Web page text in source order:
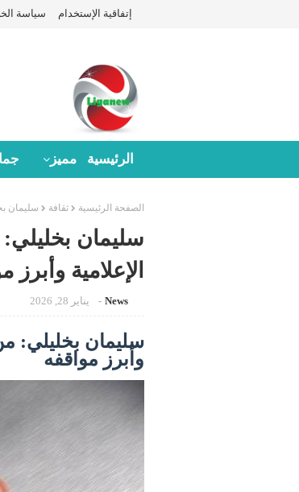
إتفاقية الإستخدام سياسة
الرئيسية مميز
الصفحة الرئيسية ثقافة سليمان
سليمان بخليلي:
الإعلامية وأبرز
News يناير 28, 2026
سليمان بخليلي: من
وأبرز مواقفه